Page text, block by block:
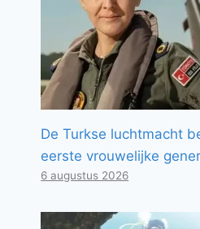
De Turkse luchtmacht
eerste vrouwelijke
6 augustus 2026